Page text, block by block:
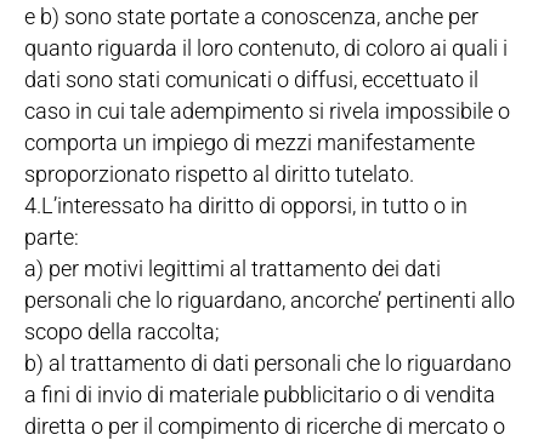
e b) sono state portate a conoscenza, anche per
quanto riguarda il loro contenuto, di coloro ai quali i
dati sono stati comunicati o diffusi, eccettuato il
caso in cui tale adempimento si rivela impossibile o
comporta un impiego di mezzi manifestamente
sproporzionato rispetto al diritto tutelato.
4.L’interessato ha diritto di opporsi, in tutto o in
parte:
a) per motivi legittimi al trattamento dei dati
personali che lo riguardano, ancorche’ pertinenti allo
scopo della raccolta;
b) al trattamento di dati personali che lo riguardano
a fini di invio di materiale pubblicitario o di vendita
diretta o per il compimento di ricerche di mercato o